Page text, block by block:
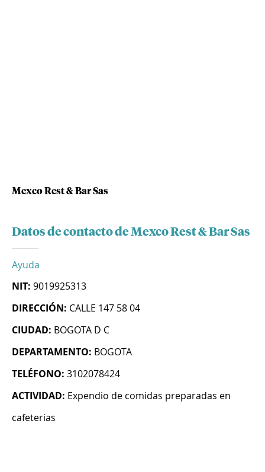
Mexco Rest & Bar Sas
Datos de contacto de Mexco Rest & Bar Sas
Ayuda
NIT: 9019925313
DIRECCIÓN: CALLE 147 58 04
CIUDAD: BOGOTA D C
DEPARTAMENTO: BOGOTA
TELÉFONO: 3102078424
ACTIVIDAD: Expendio de comidas preparadas en
cafeterias